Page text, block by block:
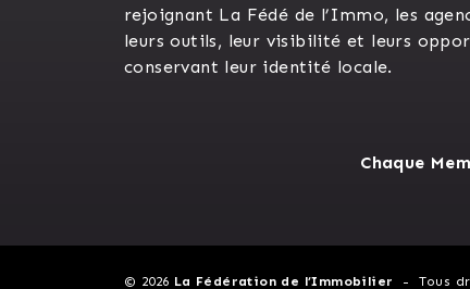
rejoignant La Fédé de l’Immo, les
leurs outils, leur visibilité et leurs
conservant leur identité locale.
Chaque
© 2026 La Fédération de l’Immobilier Tous